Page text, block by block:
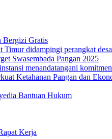
Bergizi Gratis
Swasembada Pangan 2025
Ketahanan Pangan dan
Bantuan Hukum
Kerja